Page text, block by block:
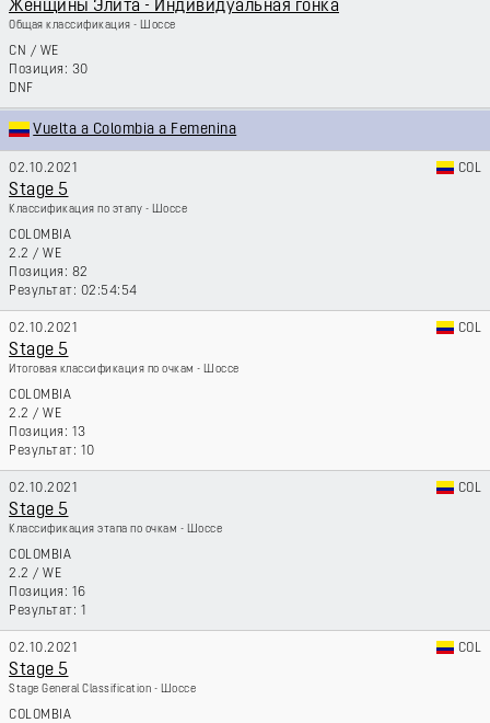
Женщины Элита - Индивидуальная гонка
Общая классификация - Шоссе
CN / WE
30
DNF
Vuelta a Colombia a Femenina
02.10.2021 COL
Stage 5
Классификация по этапу - Шоссе
COLOMBIA
2.2 / WE
82
02:54:54
02.10.2021 COL
Stage 5
Итоговая классификация по очкам - Шоссе
COLOMBIA
2.2 / WE
13
10
02.10.2021 COL
Stage 5
Классификация этапа по очкам - Шоссе
COLOMBIA
2.2 / WE
16
1
02.10.2021 COL
Stage 5
Stage General Classification - Шоссе
COLOMBIA